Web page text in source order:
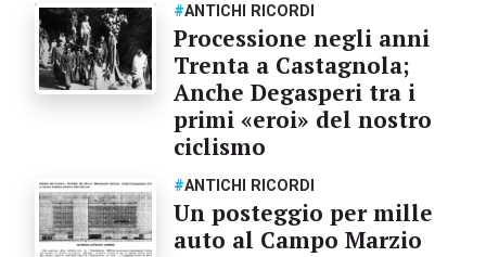
#ANTICHI RICORDI
Processione negli anni
Trenta a Castagnola;
Anche Degasperi tra i
primi «eroi» del nostro
ciclismo
#ANTICHI RICORDI
Un posteggio per mille
auto al Campo Marzio